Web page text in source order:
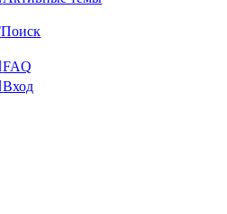
Поиск
FAQ
Вход